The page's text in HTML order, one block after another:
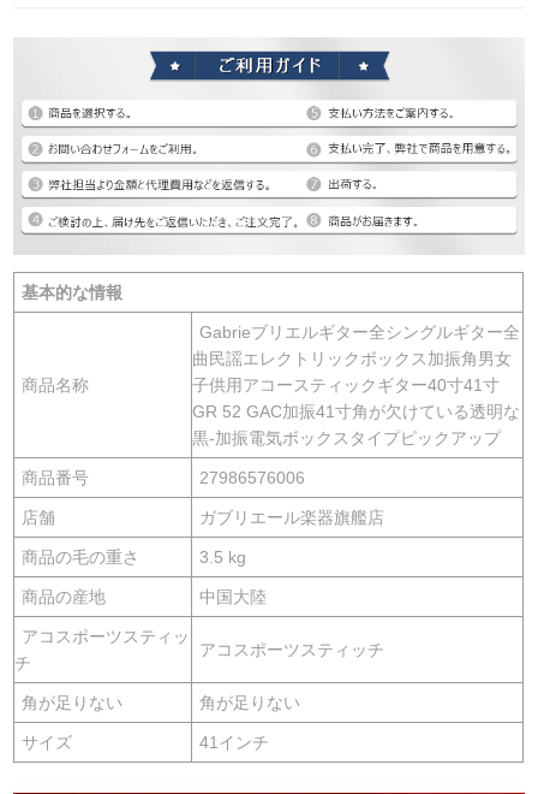
基本的な情報
商品名称
Gabrieブリエルギター全シングルギター全
曲民謡エレクトリックボックス加振角男女
子供用アコースティックギター40寸41寸
GR 52 GAC加振41寸角が欠けている透明な
黒-加振電気ボックスタイプピックアップ
商品番号 27986576006
店舗 ガブリエール楽器旗艦店
商品の毛の重さ 3.5 kg
商品の産地 中国大陸
アコスポーツスティッ
チ
アコスポーツスティッチ
角が足りない 角が足りない
サイズ 41インチ